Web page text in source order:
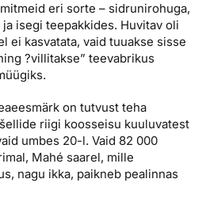
eri sorte – sidrunirohuga,
isegi teepakkides. Huvitav oli
ei kasvatata, vaid tuuakse sisse
?villitakse” teevabrikus
on tutvust teha
riigi koosseisu kuuluvatest
umbes 20-l. Vaid 82 000
Mahé saarel, mille
nagu ikka, paikneb pealinnas